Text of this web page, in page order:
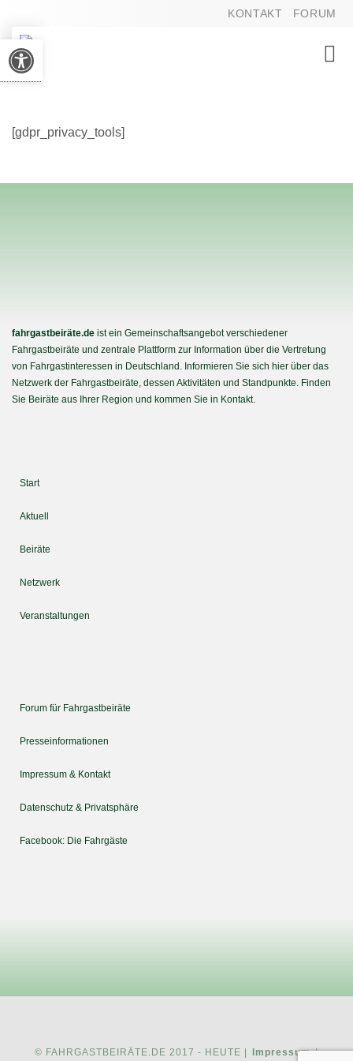
KONTAKT FORUM
[gdpr_privacy_tools]
fahrgastbeiräte.de ist ein Gemeinschaftsangebot verschiedener
Fahrgastbeiräte und zentrale Plattform zur Information über die Vertretung
von Fahrgastinteressen in Deutschland. Informieren Sie sich hier über das
Netzwerk der Fahrgastbeiräte, dessen Aktivitäten und Standpunkte. Finden
Sie Beiräte aus Ihrer Region und kommen Sie in Kontakt.
Start
Aktuell
Beiräte
Netzwerk
Veranstaltungen
Forum für Fahrgastbeiräte
Presseinformationen
Impressum & Kontakt
Datenschutz & Privatsphäre
Facebook: Die Fahrgäste
© FAHRGASTBEIRÄTE.DE 2017 - HEUTE | Impressum|
Werkzeugleiste öffnen